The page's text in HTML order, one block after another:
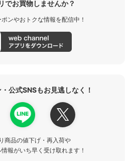
でお買物しませんか？
ンやおトクな情報を配信中！
公式SNSもお見逃しなく！
商品の値下げ・再入荷や
報がいち早く受け取れます！